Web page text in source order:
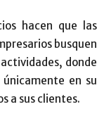
hacen que las
busquen
donde
en su
a sus clientes.